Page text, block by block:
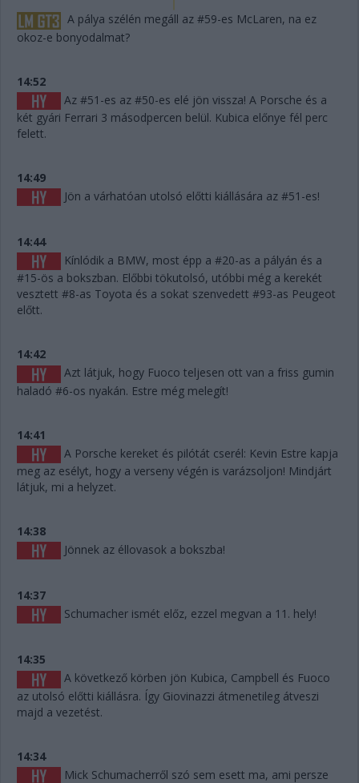
A pálya szélén megáll az #59-es McLaren, na ez
okoz-e bonyodalmat?
14:52
Az #51-es az #50-es elé jön vissza! A Porsche és a
két gyári Ferrari 3 másodpercen belül. Kubica előnye fél perc
felett.
14:49
Jön a várhatóan utolsó előtti kiállására az #51-es!
14:44
Kínlódik a BMW, most épp a #20-as a pályán és a
#15-ös a bokszban. Előbbi tökutolsó, utóbbi még a kerekét
vesztett #8-as Toyota és a sokat szenvedett #93-as Peugeot
előtt.
14:42
Azt látjuk, hogy Fuoco teljesen ott van a friss gumin
haladó #6-os nyakán. Estre még melegít!
14:41
A Porsche kereket és pilótát cserél: Kevin Estre kapja
meg az esélyt, hogy a verseny végén is varázsoljon! Mindjárt
látjuk, mi a helyzet.
14:38
Jönnek az éllovasok a bokszba!
14:37
Schumacher ismét előz, ezzel megvan a 11. hely!
14:35
A következő körben jön Kubica, Campbell és Fuoco
az utolsó előtti kiállásra. Így Giovinazzi átmenetileg átveszi
majd a vezetést.
14:34
Mick Schumacherről szó sem esett ma, ami persze